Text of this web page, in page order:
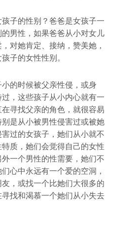
子的性别？爸爸是女孩子一
男性，如果爸爸从小对女儿
对她肯定、接纳，赞美她，
子的女性性别。
的时候被父亲性侵，或身
，这些孩子从小内心就有一
寻找父亲的角色，就很容易
是从小被男性侵害过或被她
过的女孩子，她们从小就不
质，她们会觉得自己的女性
一个男性的性需要，她们不
心中永远有一个爱的空洞，
，或找一个比她们大很多的
找和渴慕一个她们从小失去